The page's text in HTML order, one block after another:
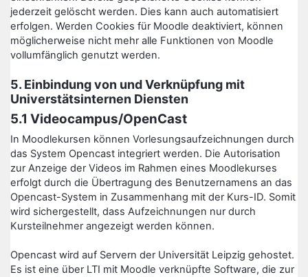
jederzeit gelöscht werden. Dies kann auch automatisiert
erfolgen. Werden Cookies für Moodle deaktiviert, können
möglicherweise nicht mehr alle Funktionen von Moodle
vollumfänglich genutzt werden.
5. Einbindung von und Verknüpfung mit
Universtätsinternen Diensten
5.1 Videocampus/OpenCast
In Moodlekursen können Vorlesungsaufzeichnungen durch
das System Opencast integriert werden. Die Autorisation
zur Anzeige der Videos im Rahmen eines Moodlekurses
erfolgt durch die Übertragung des Benutzernamens an das
Opencast-System in Zusammenhang mit der Kurs-ID. Somit
wird sichergestellt, dass Aufzeichnungen nur durch
Kursteilnehmer angezeigt werden können.
Opencast wird auf Servern der Universität Leipzig gehostet.
Es ist eine über LTI mit Moodle verknüpfte Software, die zur